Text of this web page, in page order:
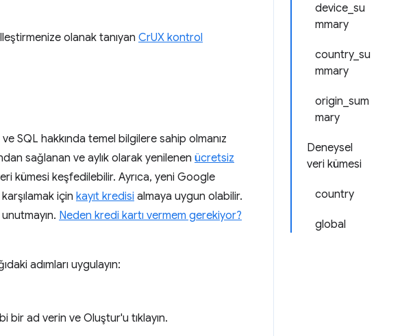
device_su
mmary
country_su
mmary
origin_sum
mary
Deneysel
veri kümesi
country
global
olanak tanıyan CrUX kontrol
ve SQL hakkında temel bilgilere sahip olmanız
sağlanan ve aylık olarak yenilenen ücretsiz
kümesi keşfedilebilir. Ayrıca, yeni Google
için kayıt kredisi almaya uygun olabilir.
Neden kredi kartı vermem gerekiyor?
adımları uygulayın:
bir ad verin ve Oluştur'u tıklayın.